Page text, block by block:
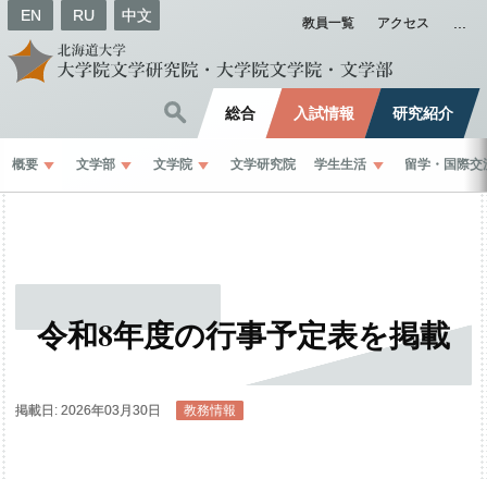
EN RU 中文 教員一覧 アクセス
総合 入試情報 研究紹介
概要 文学部 文学院 文学研究院 学生生活 留学 ・ 国際交
令和8年度の行事予定表を掲載
掲載日: 2026年03月30日 教務情報